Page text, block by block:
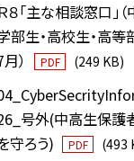
Ｒ８「主な相談窓口」
部生・高校生・高
）
PDF (249 KB)
号外(中高生保護
守ろう)
PDF (493